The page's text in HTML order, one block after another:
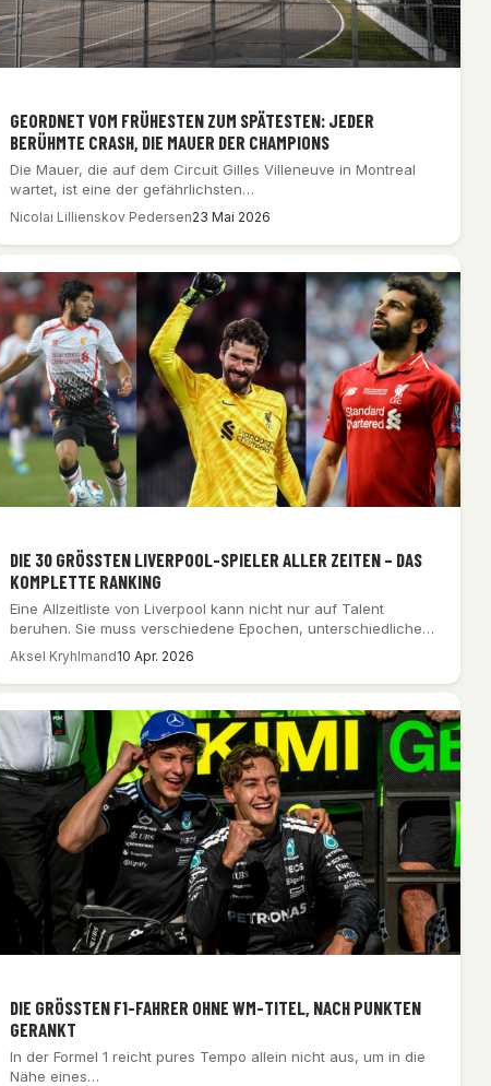
GEORDNET VOM FRÜHESTEN ZUM SPÄTESTEN: JEDER
BERÜHMTE CRASH, DIE MAUER DER CHAMPIONS
Die Mauer, die auf dem Circuit Gilles Villeneuve in Montreal
wartet, ist eine der gefährlichsten…
Nicolai Lillienskov Pedersen23 Mai 2026
DIE 30 GRÖSSTEN LIVERPOOL-SPIELER ALLER ZEITEN – DAS K
OMPLETTE RANKING
Eine Allzeitliste von Liverpool kann nicht nur auf Talent
beruhen. Sie muss verschiedene Epochen, unterschiedliche…
Aksel Kryhlmand10 Apr. 2026
DIE GRÖSSTEN F1-FAHRER OHNE WM-TITEL, NACH PUNKTEN G
ERANKT
In der Formel 1 reicht pures Tempo allein nicht aus, um in die
Nähe eines…